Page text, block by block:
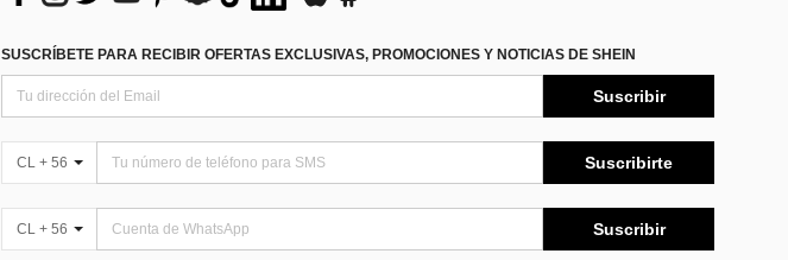
SUSCRÍBETE PARA RECIBIR OFERTAS EXCLUSIVAS, PROMOCIONES Y NOTICIAS DE SHEIN
Suscribir
CL + 56 Suscribirte
CL + 56 Suscribir